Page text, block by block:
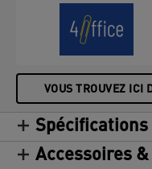
VOUS TROUVEZ ICI
Accessoires